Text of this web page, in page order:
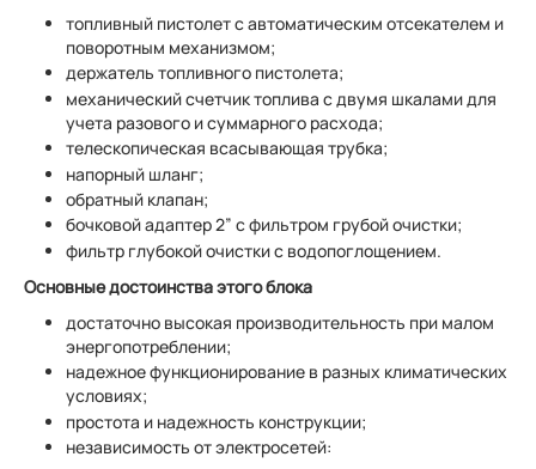
топливный пистолет с автоматическим отсекателем и
поворотным механизмом;
держатель топливного пистолета;
механический счетчик топлива с двумя шкалами для
учета разового и суммарного расхода;
телескопическая всасывающая трубка;
напорный шланг;
обратный клапан;
бочковой адаптер 2” с фильтром грубой очистки;
фильтр глубокой очистки с водопоглощением.
Основные достоинства этого блока
достаточно высокая производительность при малом
энергопотреблении;
надежное функционирование в разных климатических
условиях;
простота и надежность конструкции;
независимость от электросетей: